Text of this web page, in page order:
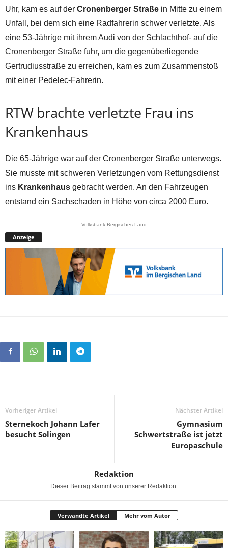
Uhr, kam es auf der Cronenberger Straße in Mitte zu einem
Unfall, bei dem sich eine Radfahrerin schwer verletzte. Als
eine 53-Jährige mit ihrem Audi von der Schlachthof- auf die
Cronenberger Straße fuhr, um die gegenüberliegende
Gertrudiusstraße zu erreichen, kam es zum Zusammenstoß
mit einer Pedelec-Fahrerin.
RTW brachte verletzte Frau ins
Krankenhaus
Die 65-Jährige war auf der Cronenberger Straße unterwegs.
Sie musste mit schweren Verletzungen vom Rettungsdienst
ins Krankenhaus gebracht werden. An den Fahrzeugen
entstand ein Sachschaden in Höhe von circa 2000 Euro.
Volksbank Bergisches Land
Anzeige
Vorheriger Artikel
Sternekoch Johann Lafer
besucht Solingen
Nächster Artikel
Gymnasium
Schwertstraße ist jetzt
Europaschule
Redaktion
Dieser Beitrag stammt von unserer Redaktion.
Verwandte Artikel Mehr vom Autor